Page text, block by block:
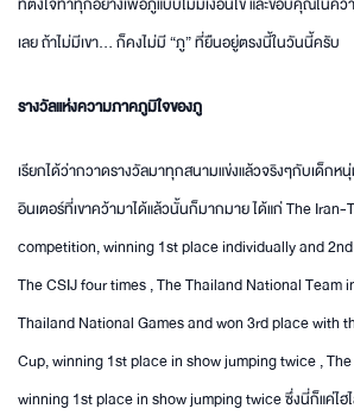
เลย ถ้าไม่มีเขา… ก็คงไม่มี “ภู” ที่ยืนอยู่ตรงนี้ในวันนี้ครับ
รางวัลแห่งความภาคภูมิใจของภู
เรียกได้ว่ากวาดรางวัลมาทุกสนามแข่งแล้วจริงๆกับเด็กห
อินเตอร์ที่เขาคว้ามาได้แล้วนั้นก็มากมาย ได้แก่ The
competition, winning 1st place individually and
The CSIJ four times , The Thailand National Team
Thailand National Games and won 3rd place with
Cup, winning 1st place in show jumping twice ,
winning 1st place in show jumping twice ซึ่งนี่ก็แค่ไฮ